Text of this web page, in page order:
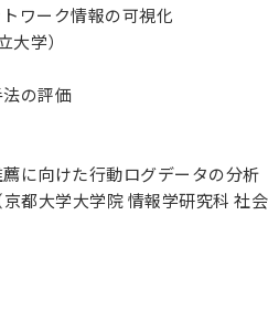
ワーク情報の可視化
学）
の評価
に向けた行動ログデータの分析
都大学大学院 情報学研究科 社会